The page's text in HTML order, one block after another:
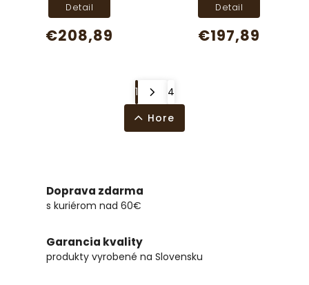
€208,89
Detail
€197,89
Detail
1
4
Hore
Doprava zdarma
s kuriérom nad 60€
Garancia kvality
produkty vyrobené na Slovensku